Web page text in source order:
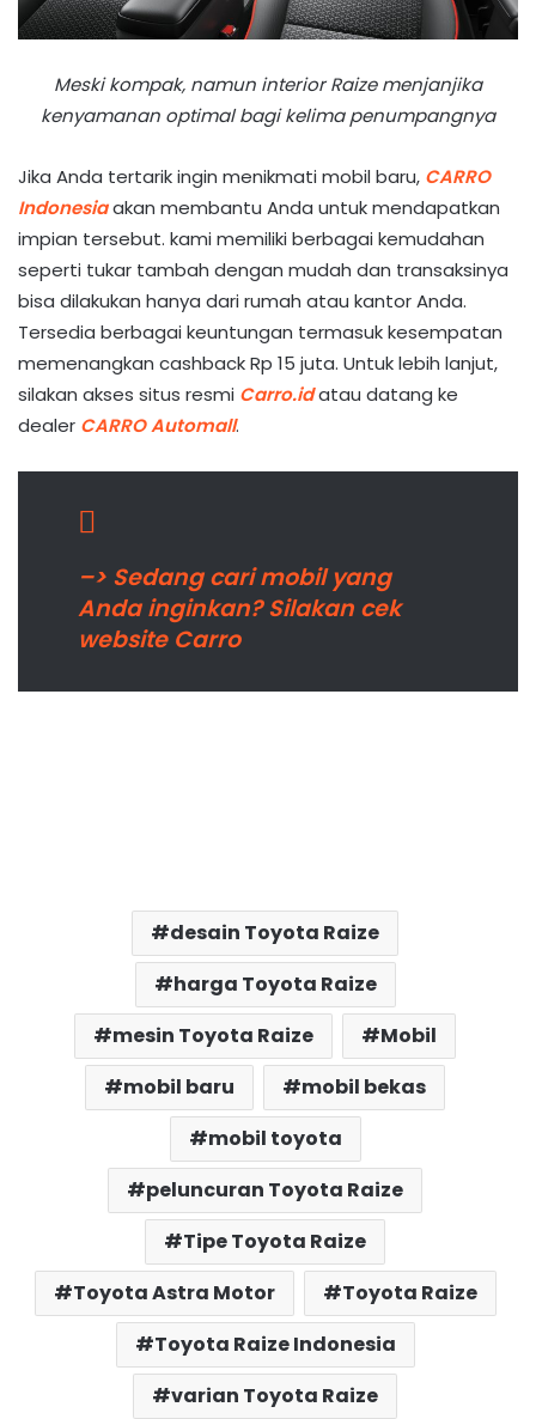
Meski kompak, namun interior Raize menjanjika
kenyamanan optimal bagi kelima penumpangnya
Jika Anda tertarik ingin menikmati mobil baru, CARRO
Indonesiaakan membantu Anda untuk mendapatkan
impian tersebut. kami memiliki berbagai kemudahan
seperti tukar tambah dengan mudah dan transaksinya
bisa dilakukan hanya dari rumah atau kantor Anda.
Tersedia berbagai keuntungan termasuk kesempatan
memenangkan cashback Rp 15 juta. Untuk lebih lanjut,
silakan akses situs resmi Carro.idatau datang ke
dealer CARRO Automall.
–> Sedang cari mobil yang
Anda inginkan? Silakan cek
website Carro
desain Toyota Raize
harga Toyota Raize
mesin Toyota Raize
Mobil
mobil baru
mobil bekas
mobil toyota
peluncuran Toyota Raize
Tipe Toyota Raize
Toyota Astra Motor
Toyota Raize
Toyota Raize Indonesia
varian Toyota Raize